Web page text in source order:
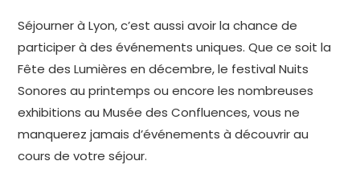
Séjourner à Lyon, c’est aussi avoir la chance de
participer à des événements uniques. Que ce soit la
Fête des Lumières en décembre, le festival Nuits
Sonores au printemps ou encore les nombreuses
exhibitions au Musée des Confluences, vous ne
manquerez jamais d’événements à découvrir au
cours de votre séjour.